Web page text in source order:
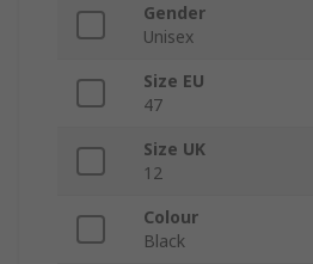
Gender
Unisex
Size EU
47
Size UK
12
Colour
Black